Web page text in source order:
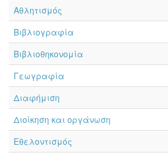
Αθλητισμός
Βιβλιογραφία
Βιβλιοθηκονομία
Γεωγραφία
Διαφήμιση
Διοίκηση και οργάνωση
Εθελοντισμός